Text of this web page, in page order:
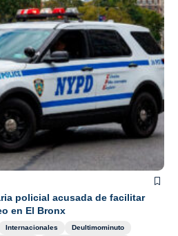
policial acusada de facilitar
en El Bronx
Internacionales
Deultimominuto